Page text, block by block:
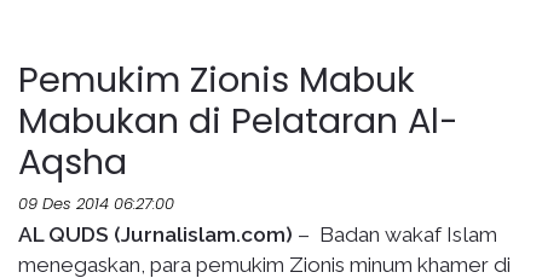
Pemukim Zionis Mabuk
Mabukan di Pelataran Al-
Aqsha
09 Des 2014 06:27:00
AL QUDS (Jurnalislam.com) – Badan wakaf Islam
menegaskan, para pemukim Zionis minum khamer di